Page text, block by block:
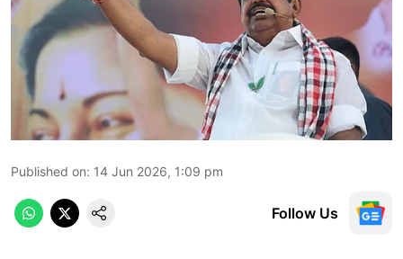
Published on: 14 Jun 2026, 1:09 pm
Follow Us